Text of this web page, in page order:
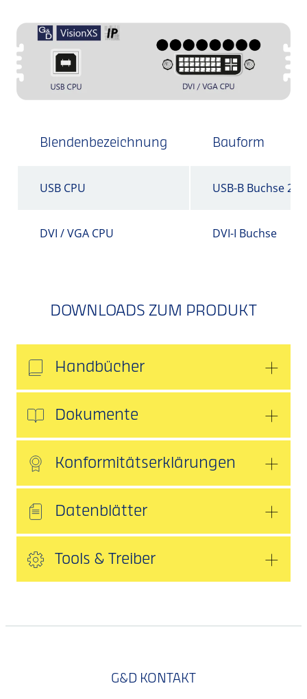
Blendenbezeichnung Bauform
USB CPU USB-B Buchse 2.0
DVI / VGA CPU DVI-I Buchse
DOWNLOADS ZUM PRODUKT
Handbücher
Dokumente
Konformitätserklärungen
Datenblätter
Tools & Treiber
G&D KONTAKT